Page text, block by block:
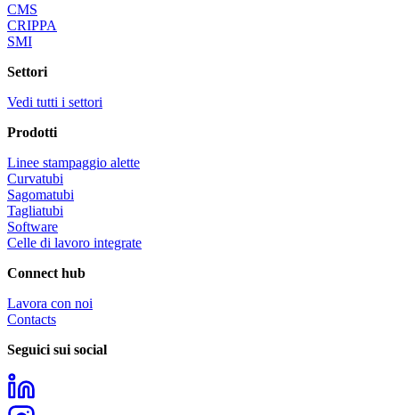
CMS
CRIPPA
SMI
Settori
Vedi tutti i settori
Prodotti
Linee stampaggio alette
Curvatubi
Sagomatubi
Tagliatubi
Software
Celle di lavoro integrate
Connect hub
Lavora con noi
Contacts
Seguici sui social